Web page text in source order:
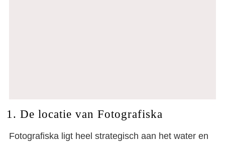
1. De locatie van Fotografiska
Fotografiska ligt heel strategisch aan het water en